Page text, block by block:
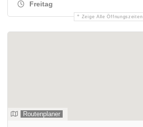
Freitag
Zeige Alle Öffnungszeiten
Routenplaner